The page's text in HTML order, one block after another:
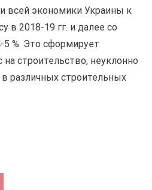
всей экономики Украины к
в 2018-19 гг. и далее со
%. Это сформирует
строительство, неуклонно
различных строительных